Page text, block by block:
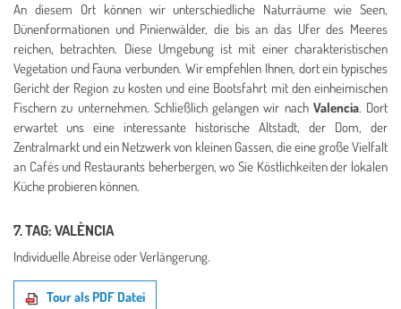
An diesem Ort können wir unterschiedliche Naturräume wie Seen,
Dünenformationen und Pinienwälder, die bis an das Ufer des Meeres
reichen, betrachten. Diese Umgebung ist mit einer charakteristischen
Vegetation und Fauna verbunden. Wir empfehlen Ihnen, dort ein typisches
Gericht der Region zu kosten und eine Bootsfahrt mit den einheimischen
Fischern zu unternehmen. Schließlich gelangen wir nach Valencia. Dort
erwartet uns eine interessante historische Altstadt, der Dom, der
Zentralmarkt und ein Netzwerk von kleinen Gassen, die eine große Vielfalt
an Cafés und Restaurants beherbergen, wo Sie Köstlichkeiten der lokalen
Küche probieren können.
7. TAG: VALÈNCIA
Individuelle Abreise oder Verlängerung.
Tour als PDF Datei